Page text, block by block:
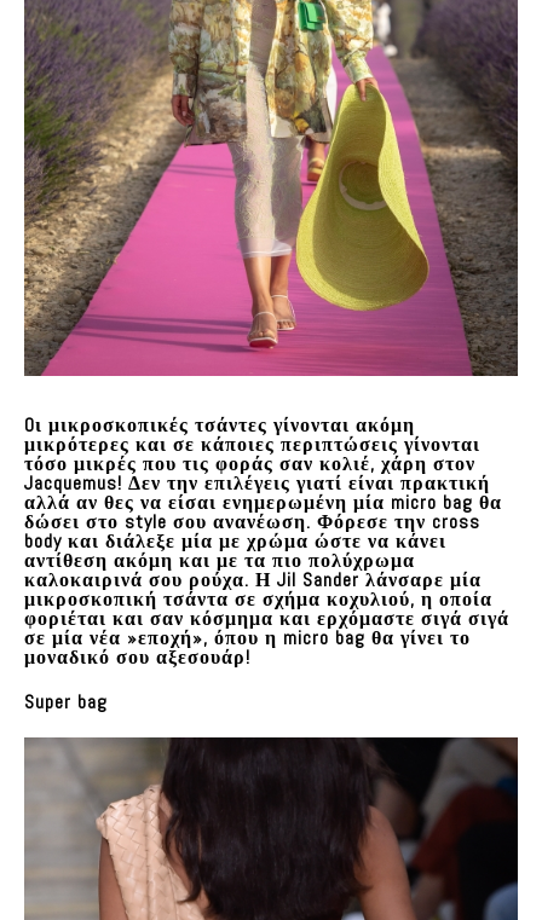
Oι μικροσκοπικές τσάντες γίνονται ακόμη
μικρότερες και σε κάποιες περιπτώσεις γίνονται
τόσο μικρές που τις φοράς σαν κολιέ, χάρη στον
Jacquemus! Δεν την επιλέγεις γιατί είναι πρακτική
αλλά αν θες να είσαι ενημερωμένη μία micro bag θα
δώσει στο style σου ανανέωση. Φόρεσε την cross
body και διάλεξε μία με χρώμα ώστε να κάνει
αντίθεση ακόμη και με τα πιο πολύχρωμα
καλοκαιρινά σου ρούχα. Η Jil Sander λάνσαρε μία
μικροσκοπική τσάντα σε σχήμα κοχυλιού, η οποία
φοριέται και σαν κόσμημα και ερχόμαστε σιγά σιγά
σε μία νέα »εποχή», όπου η micro bag θα γίνει το
μοναδικό σου αξεσουάρ!
Super bag